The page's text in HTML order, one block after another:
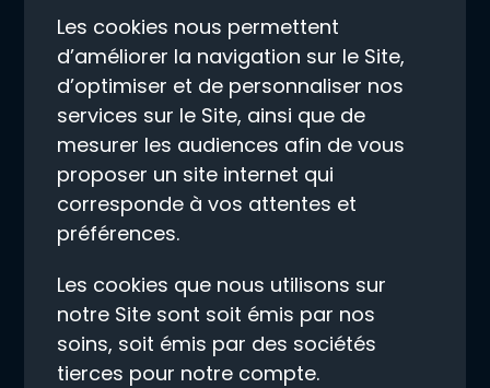
Les cookies nous permettent
d’améliorer la navigation sur le Site,
d’optimiser et de personnaliser nos
services sur le Site, ainsi que de
mesurer les audiences afin de vous
proposer un site internet qui
corresponde à vos attentes et
préférences.
Les cookies que nous utilisons sur
notre Site sont soit émis par nos
soins, soit émis par des sociétés
tierces pour notre compte.